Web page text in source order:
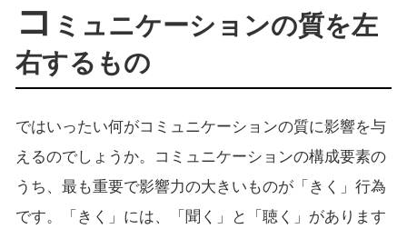
コ ミュニケーションの質を左
右するもの
ではいったい何がコミュニケーションの質に影響を与
えるのでしょうか。コミュニケーションの構成要素の
うち、最も重要で影響力の大きいものが「きく」行為
です。「きく」には、「聞く」と「聴く」があります